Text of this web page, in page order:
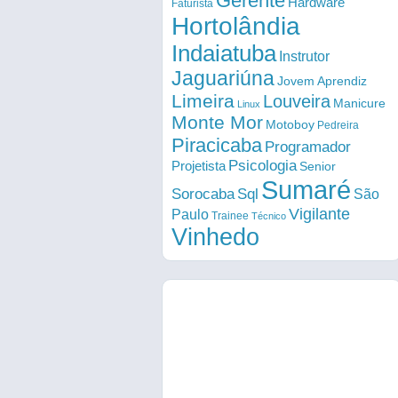
Faturista
Hortolândia
Indaiatuba Instrutor
Jaguariúna Jovem Aprendiz
Limeira Linux Louveira Manicure
Monte Mor Motoboy Pedreira
Piracicaba Programador
Projetista PsicologiaSenior
Sorocaba Sql Sumaré São
Paulo Trainee Técnico Vigilante
Vinhedo